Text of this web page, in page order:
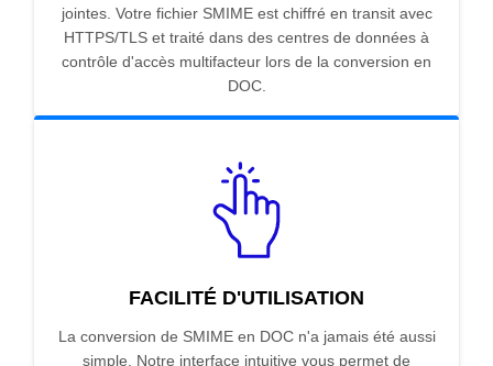
jointes. Votre fichier SMIME est chiffré en transit avec
HTTPS/TLS et traité dans des centres de données à
contrôle d'accès multifacteur lors de la conversion en
DOC.
FACILITÉ D'UTILISATION
La conversion de SMIME en DOC n'a jamais été aussi
simple. Notre interface intuitive vous permet de